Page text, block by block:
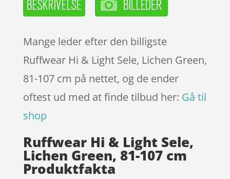
Mange leder efter den billigste
Ruffwear Hi & Light Sele, Lichen Green,
81-107 cm på nettet, og de ender
oftest ud med at finde tilbud her: Gå til
shop
Ruffwear Hi & Light Sele,
Lichen Green, 81-107 cm
Produktfakta